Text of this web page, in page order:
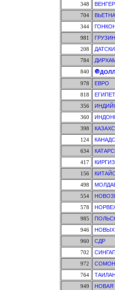
348
704
344
981
208
784
840
978
ЕВРО
818
356
360
398
124
634
417
156
498
554
578
985
946
НОВЫХ
960
СДР
702
972
764
949
НОВАЯ